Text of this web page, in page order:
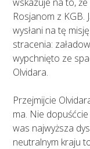
Rosjanom z KGB.
wysłani na tę
stracenia:
wypchnięto ze
Olvidara.
Przejmijcie
ma. Nie
was najwyższa
neutralnym kraju